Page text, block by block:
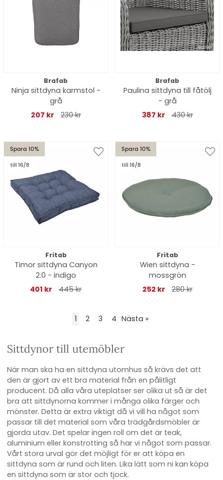
Brafab
Ninja sittdyna karmstol -
grå
207 kr
230 kr
Brafab
Paulina sittdyna till fåtölj
- grå
387 kr
430 kr
Spara 10%
till 16/8
Fritab
Timor sittdyna Canyon
2.0 - indigo
401 kr
445 kr
Spara 10%
till 16/8
Fritab
Wien sittdyna -
mossgrön
252 kr
280 kr
1 2 3 4 Nästa »
Sittdynor till utemöbler
När man ska ha en sittdyna utomhus så krävs det att
den är gjort av ett bra material från en pålitligt
producent. Då alla våra uteplatser ser olika ut så är det
bra att sittdynorna kommer i många olika färger och
mönster. Detta är extra viktigt då vi vill ha något som
passar till det material som våra trädgårdsmöbler är
gjorda utav. Det spelar ingen roll om det är teak,
aluminium eller konstrotting så har vi något som passar.
Vårt stora urval gör det möjligt för er att köpa en
sittdyna som är rund och liten. Lika lätt som ni kan köpa
en sittdyna som är stor och tjock.